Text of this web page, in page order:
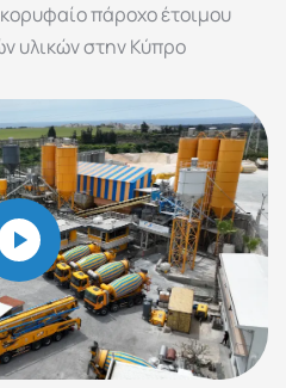
κορυφαίο πάροχο έτοιμου
υλικών στην Κύπρο